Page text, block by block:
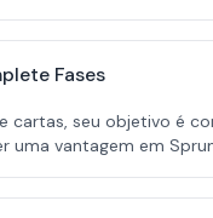
Fases
cartas, seu objetivo é
uma vantagem em